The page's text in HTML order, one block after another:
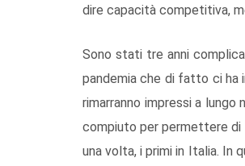
dire capacità competitiva,
Sono stati tre anni
pandemia che di fatto ci ha
rimarranno impressi a
compiuto per permettere di
una volta, i primi in Italia. In